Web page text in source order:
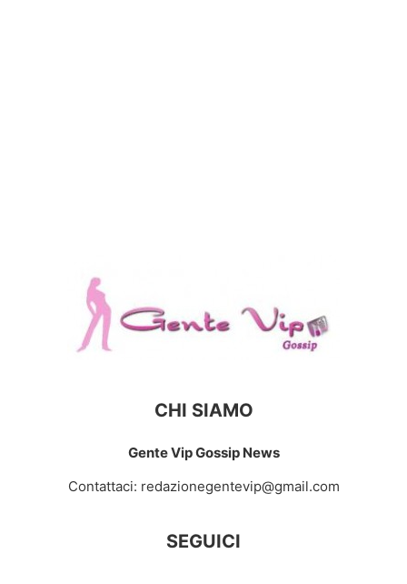
CHI SIAMO
Gente Vip Gossip News
Contattaci: redazionegentevip@gmail.com
SEGUICI